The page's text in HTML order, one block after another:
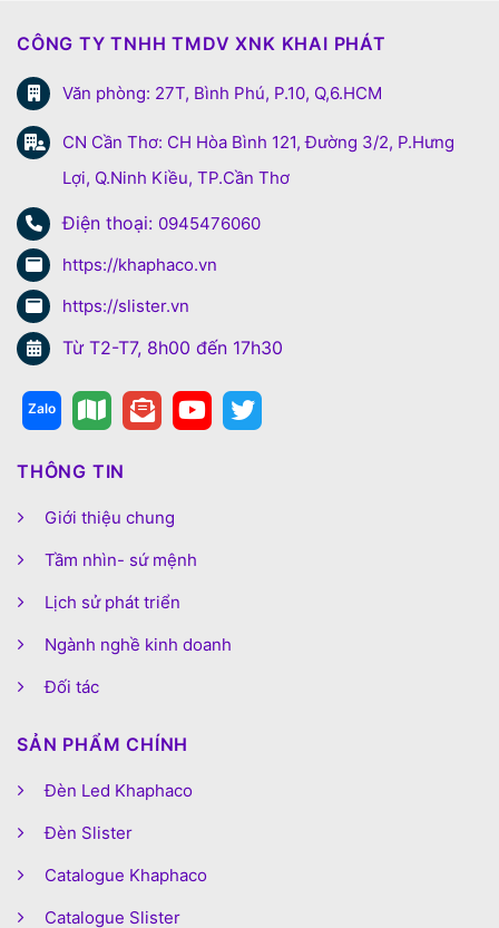
CÔNG TY TNHH TMDV XNK KHAI PHÁT
Văn phòng: 27T, Bình Phú, P.10, Q,6.HCM
CN Cần Thơ: CH Hòa Bình 121, Đường 3/2, P.Hưng
Lợi, Q.Ninh Kiều, TP.Cần Thơ
Điện thoại: 0945476060
https://khaphaco.vn
https://slister.vn
Từ T2-T7, 8h00 đến 17h30
THÔNG TIN
Giới thiệu chung
Tầm nhìn- sứ mệnh
Lịch sử phát triển
Ngành nghề kinh doanh
Đối tác
SẢN PHẨM CHÍNH
Đèn Led Khaphaco
Đèn Slister
Catalogue Khaphaco
Catalogue Slister